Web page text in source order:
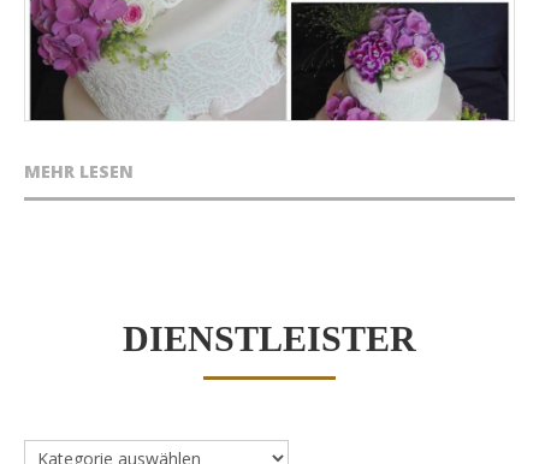
MEHR LESEN
DIENSTLEISTER
Dienstleister